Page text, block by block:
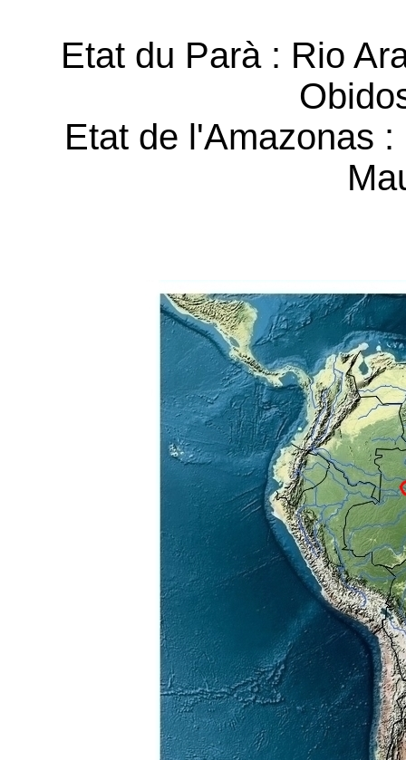
Etat du Parà : Rio
Etat de l'Amazonas